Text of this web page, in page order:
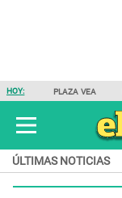
HOY: PLAZA VEA
ÚLTIMAS NOTICIAS